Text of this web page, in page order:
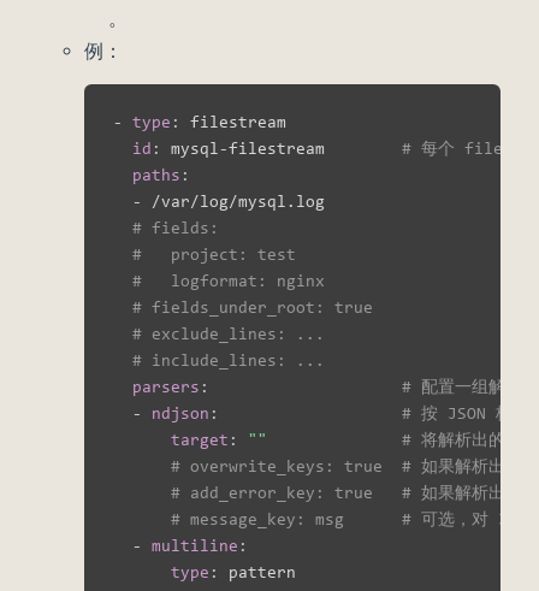
。
例：
- type :
filestream
id : mysql -filestream # 每个
paths :
-
/var/log/mysql.log
# fields:
#   project: test
#   logformat: nginx
# fields_under_root: true
# exclude_lines: ...
# include_lines: ...
parsers :
# 配置一组解析
-
ndjson :
# 按 JSON 格式
target : ""
# 将解析出的
# overwrite_keys: true  # 如果解析出的字
# add_error_key: true   # 如果解析出错
# message_key: msg      # 可选，对
-
multiline :
type :
pattern